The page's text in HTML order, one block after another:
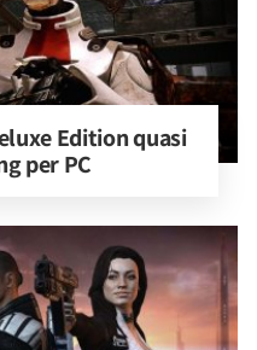
Edition quasi
per PC